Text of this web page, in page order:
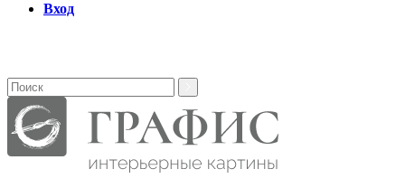
Вход